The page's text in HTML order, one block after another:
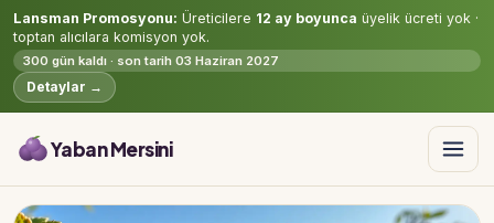
Lansman Promosyonu: Üreticilere 12 ay boyunca üyelik ücreti yok ·
toptan alıcılara komisyon yok.
300 gün kaldı · son tarih 03 Haziran 2027
Detaylar →
Yaban Mersini